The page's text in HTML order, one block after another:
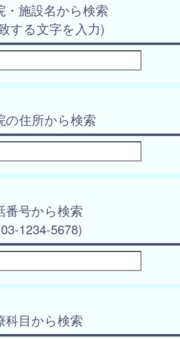
・施設名から検索
する文字を入力)
の住所から検索
番号から検索
1234-5678)
科目から検索